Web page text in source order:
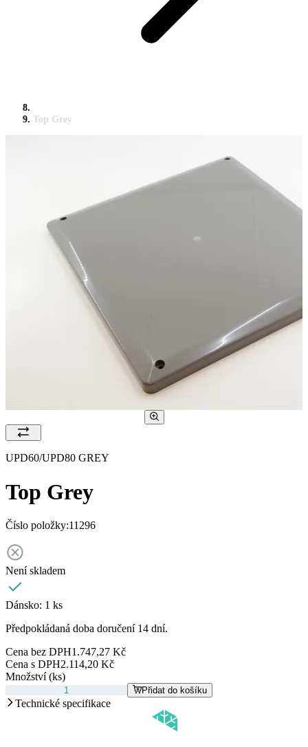
Top Grey
UPD60/UPD80 GREY
Top Grey
Číslo položky:11296
Není skladem
Dánsko: 1 ks
Předpokládaná doba doručení 14 dní.
Cena bez DPH1.747,27 Kč
Cena s DPH2.114,20 Kč
Množství (ks)
Přidat do košíku
Technické specifikace